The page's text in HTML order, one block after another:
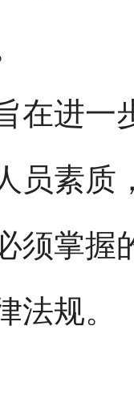
进一步
员素质
须掌握
法规。